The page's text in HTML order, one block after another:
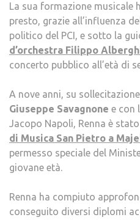
La sua formazione musicale
presto, grazie all’influenza
politico del PCI, e sotto la
d’orchestra Filippo
concerto pubblico all’età di
A nove anni, su
Giuseppe Savagnone e con
Jacopo Napoli, Renna è
di Musica San Pietro a
permesso speciale del
giovane età.
Renna ha compiuto
conseguito diversi diplomi